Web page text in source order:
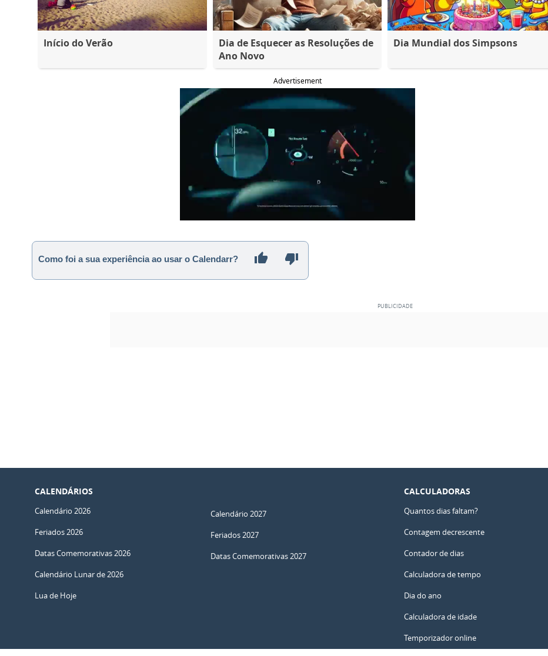
Início do Verão
Dia de Esquecer as Resoluções de
Ano Novo
Dia Mundial dos Simpsons
Advertisement
Como foi a sua experiência ao usar o Calendarr?
CALENDÁRIOS
Calendário 2026
Feriados 2026
Datas Comemorativas 2026
Calendário Lunar de 2026
Lua de Hoje
Calendário 2027
Feriados 2027
Datas Comemorativas 2027
CALCULADORAS
Quantos dias faltam?
Contagem decrescente
Contador de dias
Calculadora de tempo
Dia do ano
Calculadora de idade
Temporizador online